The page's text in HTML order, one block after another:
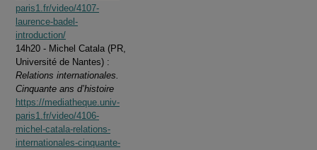
paris1.fr/video/4107-
laurence-badel-
introduction/
14h20 - Michel Catala (PR,
Université de Nantes) :
Relations internationales.
Cinquante ans d’histoire
https://mediatheque.univ-
paris1.fr/video/4106-
michel-catala-relations-
internationales-cinquante-